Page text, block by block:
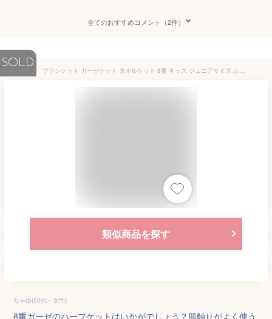
全てのおすすめコメント（2件）
SOLD
ブランケット ガーゼケット タオルケット 8重 キッズ ジュニアサイズ ふっくらとしたガーゼケット ハーフサイズ 約100×140cm ナチュラルカラー オーガニックコットン 使用 日本製 綿毛布 ラッピングやさしい肌触り オールシーズン 泉州 オリジナル商品 秋 冬
類似商品を探す
ちゃゆ(50代・女性)
8重ガーゼのハーフケットはいかがでしょう？肌触りがよく使う